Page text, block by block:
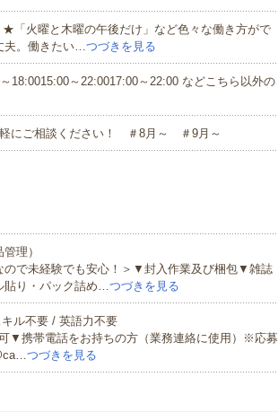
「火曜と木曜の午後だけ」など色々な働き方がで
夫。働きたい…つづきを見る
～22:0017:00～22:00 などこちら以外の
にご相談ください！ ＃8月～ ＃9月～
理）
ので未経験でも安心！＞▼封入作業及び梱包▼雑誌
貼り・パック詰め…つづきを見る
ル不要 / 英語力不要
携帯電話をお持ちの方（業務連絡に使用）※応募
つづきを見る